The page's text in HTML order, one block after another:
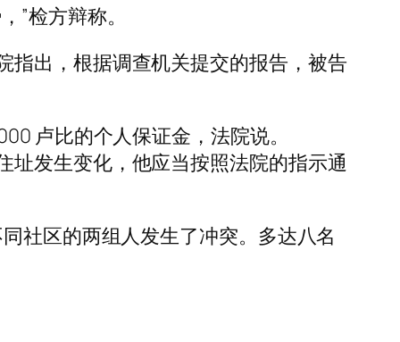
”检方辩称。
指出，根据调查机关提交的报告，被告
卢比的个人保证金，法院说。
址发生变化，他应当按照法院的指示通
社区的两组人发生了冲突。多达八名